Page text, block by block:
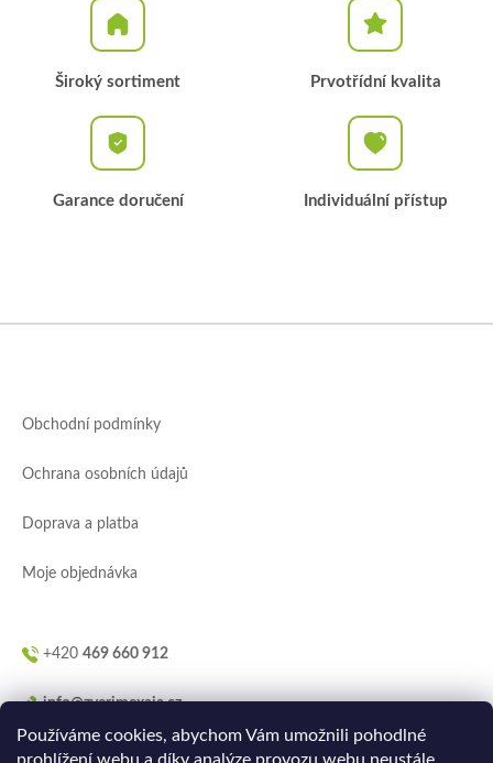
Používáme cookies, abychom Vám umožnili pohodlné
Široký sortiment Prvotřídní kvalita
Garance doručení Individuální přístup
Obchodní podmínky
Ochrana osobních údajů
Doprava a platba
Moje objednávka
+420 469 660 912
info@zverimexaja.cz